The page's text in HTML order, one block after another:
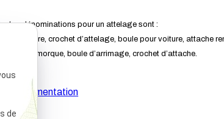
dénominations pour un attelage sont :
pour voiture, crochet d’attelage, boule pour voiture, attache
pour remorque, boule d’arrimage, crochet d’attache.
la documentation
de